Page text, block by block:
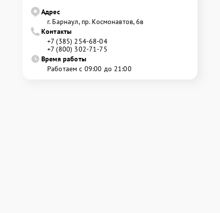
Адрес
г. Барнаул, ​пр. Космонавтов, 6в
Контакты
+7 (385) 254-68-04
+7 (800) 302-71-75
Время работы
Работаем с 09:00 до 21:00